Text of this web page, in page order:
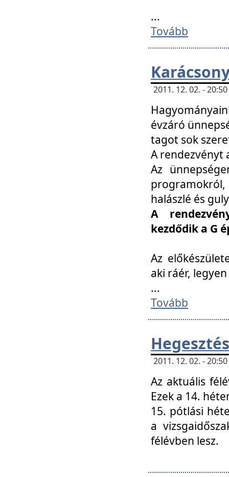
...
Tovább
2011. 12. 02. -
évzáró
tagot sok
A rendezvényt
Az
halászlé és
A
kezdődik a G
Az
aki ráér,
...
Tovább
2011. 12. 02. -
Az aktuális
Ezek a 14.
15. pótlási
a
félévben lesz.